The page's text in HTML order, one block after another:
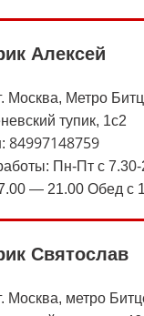
Алексей
Москва, Метро
тупик, 1с2
84997148759
Пн-Пт с
— 21.00 Обед с
Святослав
Москва, метро